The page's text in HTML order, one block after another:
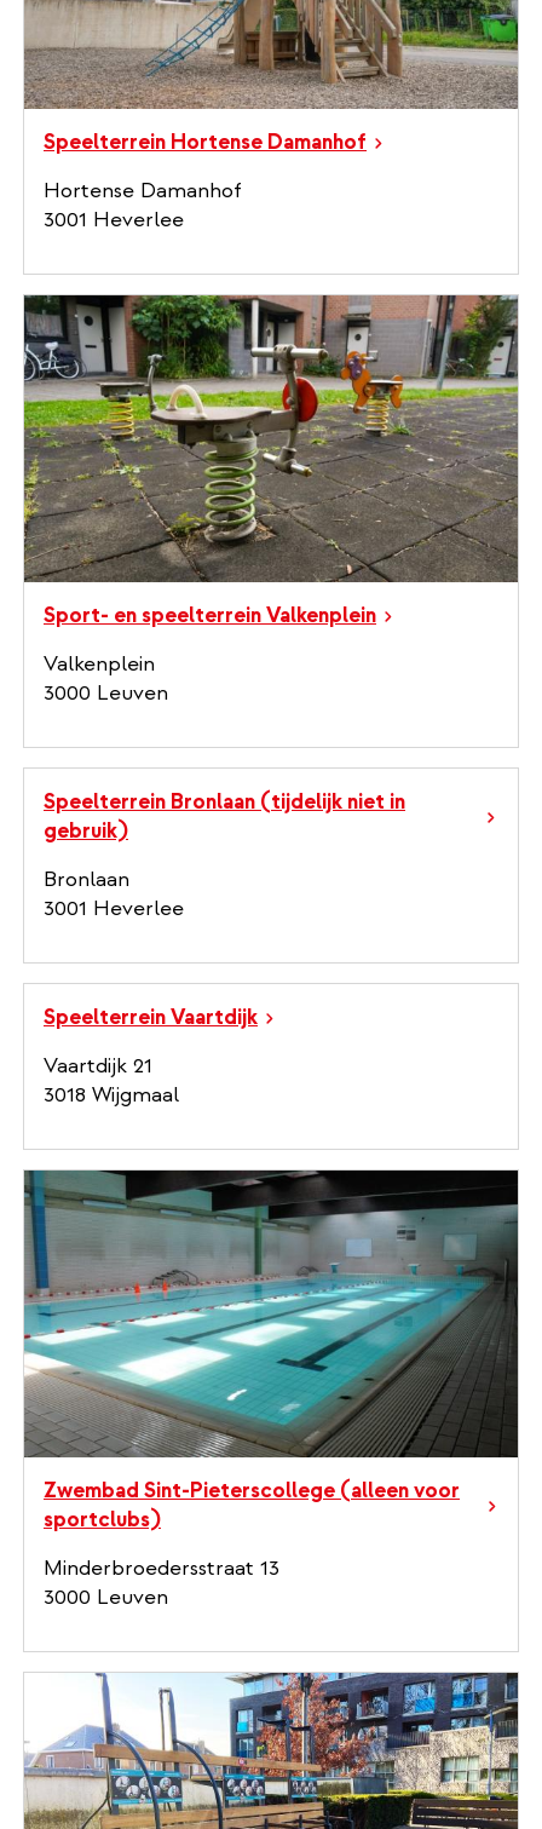
Speelterrein Hortense Damanhof
Hortense Damanhof
3001 Heverlee
Sport- en speelterrein Valkenplein
Valkenplein
3000 Leuven
Speelterrein Bronlaan (tijdelijk niet in
gebruik)
Bronlaan
3001 Heverlee
Speelterrein Vaartdijk
Vaartdijk 21
3018 Wijgmaal
Zwembad Sint-Pieterscollege (alleen voor
sportclubs)
Minderbroedersstraat 13
3000 Leuven